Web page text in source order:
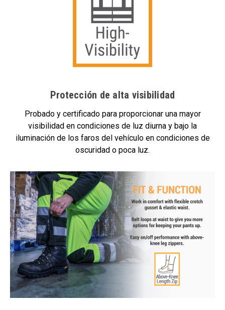
Protección de alta visibilidad
Probado y certificado para proporcionar una mayor
visibilidad en condiciones de luz diurna y bajo la
iluminación de los faros del vehículo en condiciones de
oscuridad o poca luz.